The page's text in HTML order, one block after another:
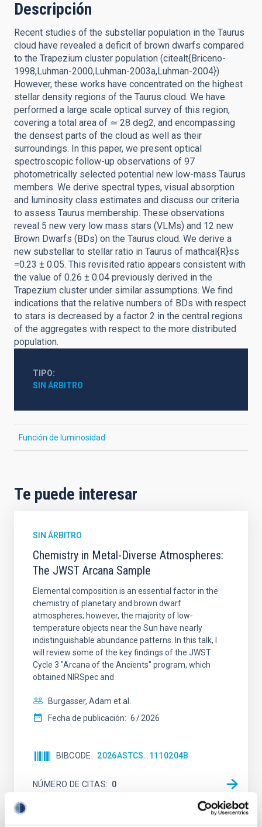
Descripción
Recent studies of the substellar population in the Taurus
cloud have revealed a deficit of brown dwarfs compared
to the Trapezium cluster population (citealt{Briceno-
1998,Luhman-2000,Luhman-2003a,Luhman-2004})
However, these works have concentrated on the highest
stellar density regions of the Taurus cloud. We have
performed a large scale optical survey of this region,
covering a total area of ≃ 28 deg2, and encompassing
the densest parts of the cloud as well as their
surroundings. In this paper, we present optical
spectroscopic follow-up observations of 97
photometrically selected potential new low-mass Taurus
members. We derive spectral types, visual absorption
and luminosity class estimates and discuss our criteria
to assess Taurus membership. These observations
reveal 5 new very low mass stars (VLMs) and 12 new
Brown Dwarfs (BDs) on the Taurus cloud. We derive a
new substellar to stellar ratio in Taurus of mathcal{R}ss
=0.23 ± 0.05. This revisited ratio appears consistent with
the value of 0.26 ± 0.04 previously derived in the
Trapezium cluster under similar assumptions. We find
indications that the relative numbers of BDs with respect
to stars is decreased by a factor 2 in the central regions
of the aggregates with respect to the more distributed
population.
TIPO
SIN ÁRBITRO
Función de luminosidad
Te puede interesar
SIN ÁRBITRO
Chemistry in Metal-Diverse Atmospheres:
The JWST Arcana Sample
Elemental composition is an essential factor in the
chemistry of planetary and brown dwarf
atmospheres; however, the majority of low-
temperature objects near the Sun have nearly
indistinguishable abundance patterns. In this talk, I
will review some of the key findings of the JWST
Cycle 3 "Arcana of the Ancients" program, which
obtained NIRSpec and
Burgasser, Adam et al.
Fecha de publicación: 6 2026
BIBCODE 2026ASTCS..1110204B
NÚMERO DE CITAS 0